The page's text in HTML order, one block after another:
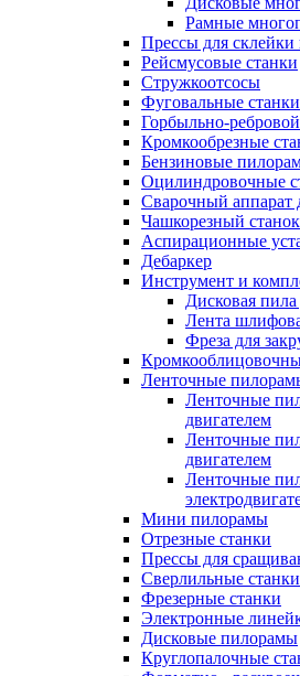
Рамные
Прессы для
Рейсмусовые станки
Стружкоотсосы
Фуговальные станки
Горбыльно-
Кромкообрезные
Бензиновые
Оцилиндровочные
Сварочный аппарат
Чашкорезный станок
Аспирационные
Дебаркер
Инструмент и
Дисковая
Лента
Фреза для
Ленточные
Ленточные
двигателем
Ленточные
двигателем
Ленточные
Мини пилорамы
Отрезные станки
Прессы для
Сверлильные станки
Фрезерные станки
Электронные
Дисковые пилорамы
Круглопалочные